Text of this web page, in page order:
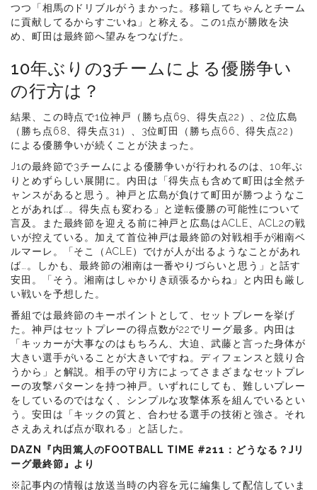
つつ「相馬のドリブルがうまかった。移籍してちゃんとチーム
に貢献してるからすごいね」と称える。この1点が勝敗を決
め、町田は最終節へ望みをつなげた。
10年ぶりの3チームによる優勝争い
の行方は？
結果、この時点で1位神戸（勝ち点69、得失点22）、2位広島
（勝ち点68、得失点31）、3位町田（勝ち点66、得失点22）
による優勝争いが続くことが決まった。
J1の最終節で3チームによる優勝争いが行われるのは、10年ぶ
りとめずらしい展開に。内田は「得失点も含めて町田は全然チ
ャンスがあると思う。神戸と広島が負けて町田が勝つようなこ
とがあれば…。得失点も変わる」と逆転優勝の可能性について
言及。また最終節を迎える前に神戸と広島はACLE、ACL2の戦
いが控えている。加えて首位神戸は最終節の対戦相手が湘南ベ
ルマーレ。「そこ（ACLE）でけが人が出るようなことがあれ
ば…。しかも、最終節の湘南は一番やりづらいと思う」と話す
安田。「そう。湘南はしゃかりき頑張るからね」と内田も厳し
い戦いを予想した。
番組では最終節のキーポイントとして、セットプレーを挙げ
た。神戸はセットプレーの得点数が22でリーグ最多。内田は
「キッカーが大事なのはもちろん、大迫、武藤と言った身体が
大きい選手がいることが大きいですね。ディフェンスと競り合
うから」と解説。相手の守り方によってさまざまなセットプレ
ーの攻撃パターンを持つ神戸。いずれにしても、難しいプレー
をしているのではなく、シンプルな攻撃体系を組んでいるとい
う。安田は「キックの質と、合わせる選手の技術と強さ。それ
さえあえれば点が取れる」と話した。
DAZN『内田篤人のFOOTBALL TIME #211：どうなる？Jリ
ーグ最終節』より
※記事内の情報は放送当時の内容を元に編集して配信していま